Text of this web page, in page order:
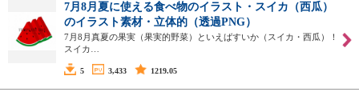
7月8月夏に使える食べ物のイラスト・スイカ（西瓜）
のイラスト素材・立体的（透過PNG）
7月8月真夏の果実（果実的野菜）といえばすいか（スイカ・西瓜）！
スイカ…
5 3,433 1219.05